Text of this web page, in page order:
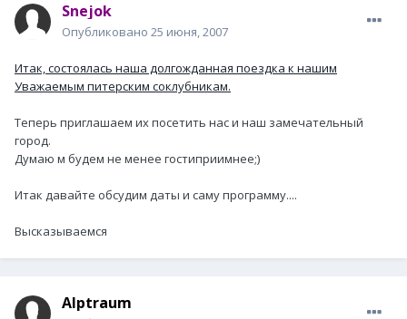
Snejok
Опубликовано 25 июня, 2007
Итак, состоялась наша долгожданная поездка к нашим
Уважаемым питерским соклубникам.
Теперь приглашаем их посетить нас и наш замечательный
город.
Думаю м будем не менее гостиприимнее;)
Итак давайте обсудим даты и саму программу....
Высказываемся
Alptraum